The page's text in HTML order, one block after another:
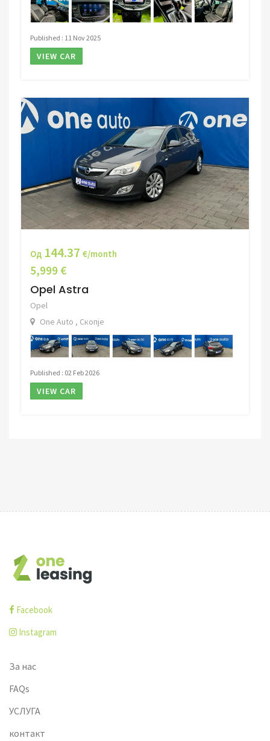
Published : 11 Nov 2025
VIEW CAR
Од 144.37 €/month
5,999 €
Opel Astra
Opel
One Auto , Скопје
Published : 02 Feb 2026
VIEW CAR
Facebook
Instagram
За нас
FAQs
УСЛУГА
контакт